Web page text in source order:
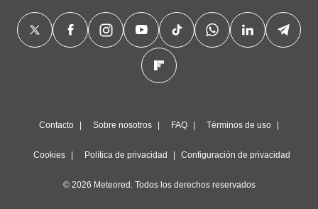
Almacenar la información en un dispositivo y/o acceder a
ella, uso de datos limitados para seleccionar anuncios
básicos, crear perfiles para publicidad personalizada, utilizar
perfiles para seleccionar la publicidad personalizada, crear un
perfil para personalizar el contenido, uso de perfiles para la
selección de contenido personalizado, medir el rendimiento
la combinación de datos procedentes de diferentes fuentes,
desarrollo y mejora de los servicios, uso de datos limitados
mediante análisis de dispositivos, publicidad y contenido
Contacto Sobre nosotros FAQ Términos de uso
Cookies Política de privacidad Configuración de privacidad
© 2026 Meteored. Todos los derechos reservados